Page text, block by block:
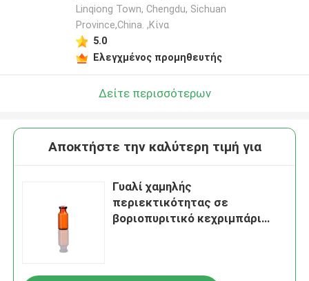
Linqiong Town, Chengdu, Sichuan
Province,China. ,Κίνα
5.0
Ελεγχμένος προμηθευτής
Δείτε περισσότερων
Αποκτήστε την καλύτερη τιμή για
Γυαλί χαμηλής
περιεκτικότητας σε
βοριοπυριτικό κεχριμπάρι